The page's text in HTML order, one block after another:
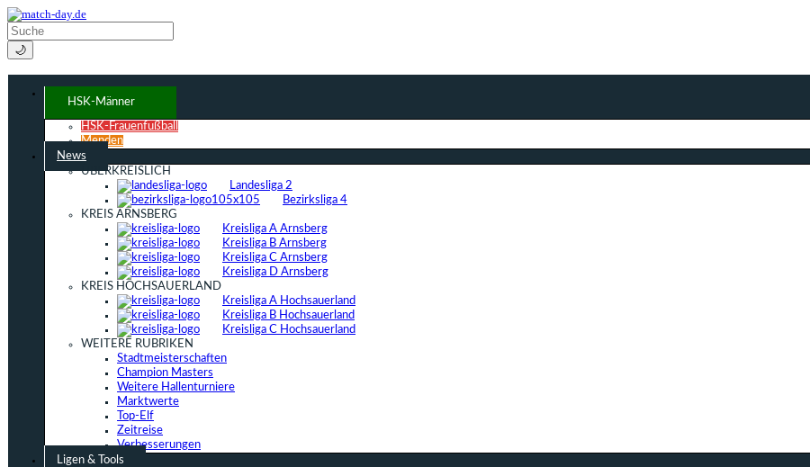
🌙
HSK-Männer
HSK-Frauenfußball
Menden
News
ÜBERKREISLICH
Landesliga 2
Bezirksliga 4
KREIS ARNSBERG
Kreisliga A Arnsberg
Kreisliga B Arnsberg
Kreisliga C Arnsberg
Kreisliga D Arnsberg
KREIS HOCHSAUERLAND
Kreisliga A Hochsauerland
Kreisliga B Hochsauerland
Kreisliga C Hochsauerland
WEITERE RUBRIKEN
Stadtmeisterschaften
Champion Masters
Weitere Hallenturniere
Marktwerte
Top-Elf
Zeitreise
Verbesserungen
Ligen & Tools